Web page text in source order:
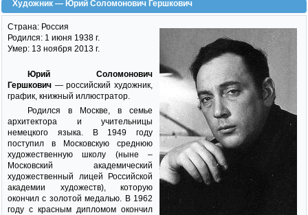
Художник — Юрий Соломонович Гершкович
Страна: Россия
Родился: 1 июня 1938 г.
Умер: 13 ноября 2013 г.
Юрий Соломонович
Гершкович — российский художник,
график, книжный иллюстратор.
Родился в Москве, в семье
архитектора и учительницы
немецкого языка. В 1949 году
поступил в Московскую среднюю
художественную школу (ныне –
Московский академический
художественный лицей Российской
академии художеств), которую
окончил с золотой медалью. В 1962
году с красным дипломом окончил